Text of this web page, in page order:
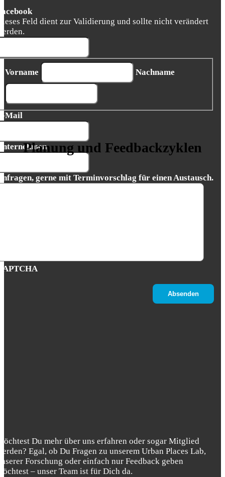
Planung und Feedbackzyklen
Feld dient zur Validierung und sollte nicht verändert
Vorname Nachname
Mail
gerne mit Terminvorschlag für einen Austausch.
Du mehr über uns erfahren oder sogar Mitglied
Egal, ob Du Fragen zu unserem Urban Places Lab,
Forschung oder einfach nur Feedback geben
– unser Team ist für Dich da.